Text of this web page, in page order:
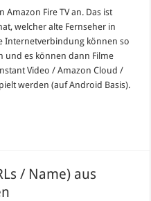
Amazon Fire TV an. Das ist
welcher alte Fernseher in
Internetverbindung können so
und es können dann Filme
Video / Amazon Cloud /
werden (auf Android Basis).
/ Name) aus